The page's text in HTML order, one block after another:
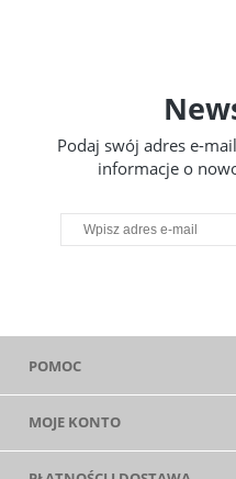
Podaj swój adres e-
informacje o
POMOC
MOJE KONTO